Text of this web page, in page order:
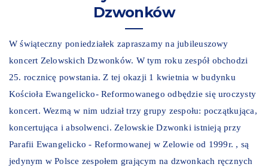
Dzwonków
W świąteczny poniedziałek zapraszamy na jubileuszowy
koncert Zelowskich Dzwonków. W tym roku zespół obchodzi
25. rocznicę powstania. Z tej okazji 1 kwietnia w budynku
Kościoła Ewangelicko- Reformowanego odbędzie się uroczysty
koncert. Wezmą w nim udział trzy grupy zespołu: początkująca,
koncertująca i absolwenci. Zelowskie Dzwonki istnieją przy
Parafii Ewangelicko - Reformowanej w Zelowie od 1999r. , są
jedynym w Polsce zespołem grającym na dzwonkach ręcznych